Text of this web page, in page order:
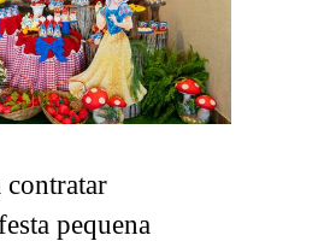
contratar
pequena